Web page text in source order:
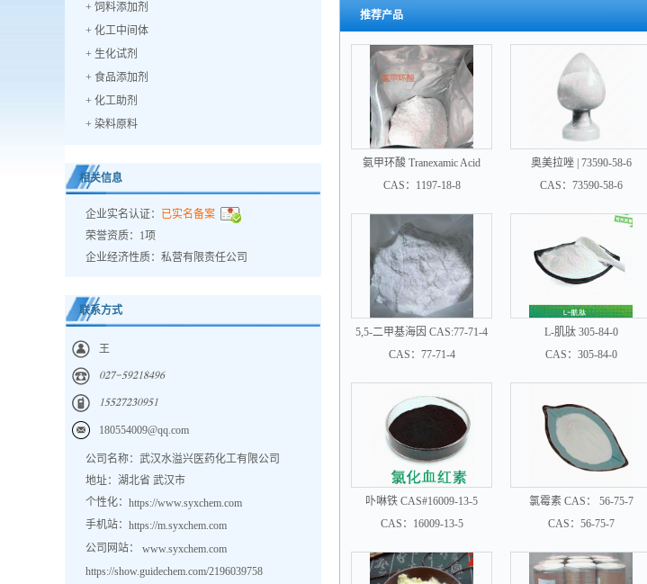
+ 饲料添加剂
+ 化工中间体
+ 生化试剂
+ 食品添加剂
+ 化工助剂
+ 染料原料
相关信息
企业实名认证： 已实名备案
荣誉资质：1项
企业经济性质：私营有限责任公司
联系方式
王
𐀐𐀑𐀔𐀖𐀎𐀓𐀑𐀍𐀒𐀗𐀓𐀕
𐀍𐀎𐀎𐀑𐀔𐀑𐀏𐀐𐀓𐀎𐀍
180554009@qq.com
公司名称：武汉水溢兴医药化工有限公司
地址：湖北省 武汉市
个性化： https://www.syxchem.com
手机站： https://m.syxchem.com
公司网站： www.syxchem.com
https://show.guidechem.com/2196039758
推荐产品
氨甲环酸 Tranexamic Acid
CAS：1197-18-8
奥美拉唑 | 73590-58-6
CAS：73590-58-6
5,5-二甲基海因 CAS:77-71-4
CAS：77-71-4
L-肌肽 305-84-0
CAS：305-84-0
卟啉铁 CAS#16009-13-5
CAS：16009-13-5
氯霉素 CAS： 56-75-7
CAS：56-75-7